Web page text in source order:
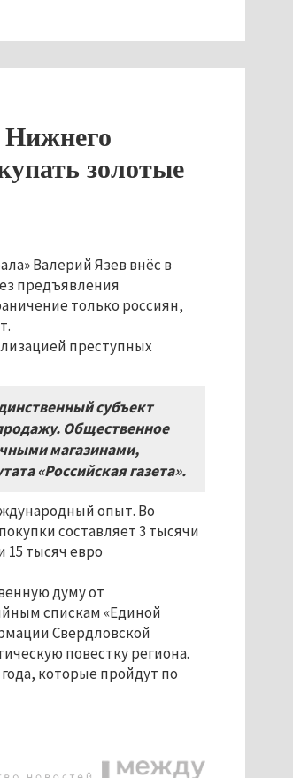
Нижнего
золотые
Валерий Язев внёс в
предъявления
только россиян,
преступных
субъект
Общественное
магазинами,
«Российская газета».
опыт. Во
составляет 3 тысячи
15 тысяч евро
думу от
спискам «Единой
Свердловской
повестку региона.
которые пройдут по